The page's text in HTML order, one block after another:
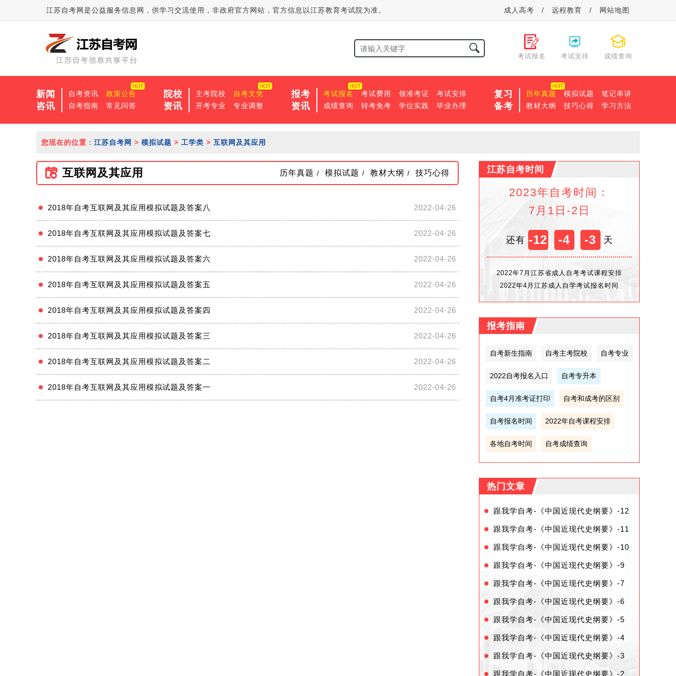
江苏自考网是公益服务信息网，供学习交流使用，非政府官方网站，官方信息以江苏教育考试院为准。 成人高考 / 远程教育 / 网站地图
考试报名 考试安排 成绩查询
新闻
咨讯
自考资讯
政策公告
自考指南
常见问答
院校
资讯
主考院校
自考文凭
开考专业
专业调整
报考
资讯
考试报名 考试费用 领准考证
考试安排
成绩查询
转考免考 学位实践 毕业办理
复习
备考
历年真题 模拟试题
笔记串讲
教材大纲
技巧心得 学习方法
您现在的位置： 江苏自考网 > 模拟试题 > 工学类 > 互联网及其应用
互联网及其应用 历年真题 / 模拟试题 / 教材大纲 / 技巧心得
2018年自考互联网及其应用模拟试题及答案八 2022-04-26
2018年自考互联网及其应用模拟试题及答案七 2022-04-26
2018年自考互联网及其应用模拟试题及答案六 2022-04-26
2018年自考互联网及其应用模拟试题及答案五 2022-04-26
2018年自考互联网及其应用模拟试题及答案四 2022-04-26
2018年自考互联网及其应用模拟试题及答案三 2022-04-26
2018年自考互联网及其应用模拟试题及答案二 2022-04-26
2018年自考互联网及其应用模拟试题及答案一 2022-04-26
江苏自考时间
2023年自考时间：
7月1日-2日
还有 -12 -4 -3 天
2022年7月江苏省成人自考考试课程安排
2022年4月江苏成人自学考试报名时间
报考指南
自考新生指南 自考主考院校 自考专业
2022自考报名入口 自考专升本
自考4月准考证打印 自考和成考的区别
自考报名时间 2022年自考课程安排
各地自考时间 自考成绩查询
热门文章
跟我学自考-《中国近现代史纲要》-12
跟我学自考-《中国近现代史纲要》-11
跟我学自考-《中国近现代史纲要》-10
跟我学自考-《中国近现代史纲要》-9
跟我学自考-《中国近现代史纲要》-7
跟我学自考-《中国近现代史纲要》-6
跟我学自考-《中国近现代史纲要》-5
跟我学自考-《中国近现代史纲要》-4
跟我学自考-《中国近现代史纲要》-3
跟我学自考-《中国近现代史纲要》-2